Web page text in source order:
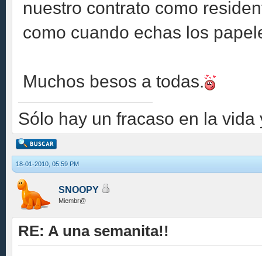
nuestro contrato como
como cuando echas los
Muchos besos a todas.
Sólo hay un fracaso en la
18-01-2010, 05:59 PM
SNOOPY
Miembr@
RE: A una semanita!!